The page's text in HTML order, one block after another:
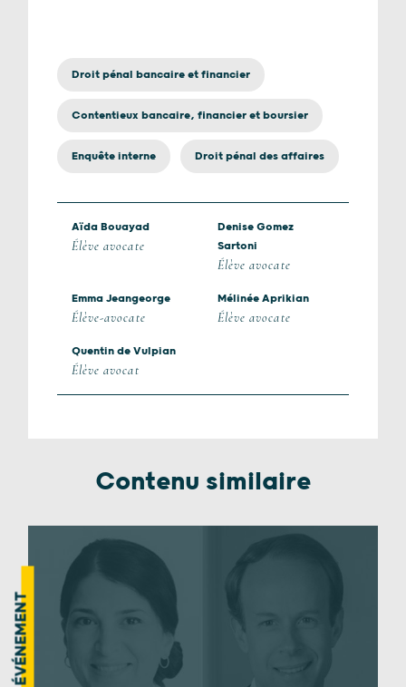
Droit pénal bancaire et financier
Contentieux bancaire, financier et boursier
Enquête interne Droit pénal des affaires
Aïda Bouayad
Élève avocate
Denise Gomez
Sartoni
Élève avocate
Emma Jeangeorge
Élève-avocate
Mélinée Aprikian
Élève avocate
Quentin de Vulpian
Élève avocat
Contenu similaire
ÉVÉNEMENT